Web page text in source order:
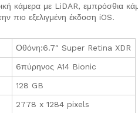
κάμερα με LiDAR, εμπρόσθια
πιο εξελιγμένη έκδοση iOS.
Οθόνη:6.7″ Super Retina XDR
6πύρηνος A14 Bionic
128 GB
2778 x 1284 pixels